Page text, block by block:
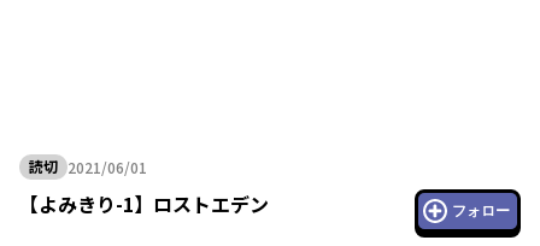
読切 2021/06/01
2021年06月01日
【よみきり-1】 ロストエデン フォロー